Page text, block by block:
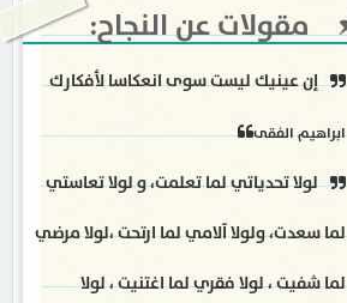
مقولات عن النجاح:
إن عينيك ليست سوى انعكاسا لأفكارك
ابراهيم الفقى
لولا تحدياتي لما تعلمت، و لولا تعاستي
لما سعدت، ولولا آلامي لما ارتحت ،لولا مرضي
لما شفيت ، لولا فقري لما اغتنيت ، لولا